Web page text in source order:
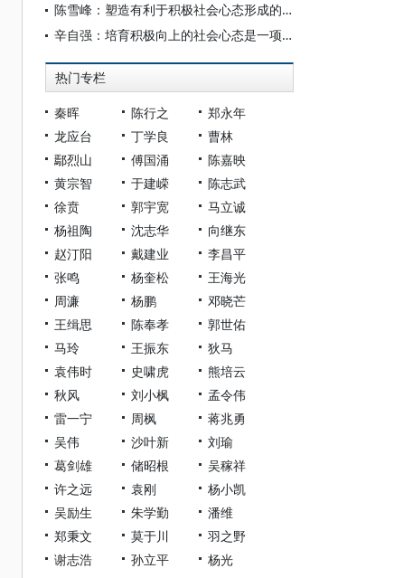
陈雪峰：塑造有利于积极社会心态形成的社会环境
辛自强：培育积极向上的社会心态是一项系统工程
热门专栏
秦晖 陈行之
郑永年
龙应台
丁学良
曹林
鄢烈山
傅国涌
陈嘉映
黄宗智
于建嵘
陈志武
徐贲
郭宇宽
马立诚
杨祖陶
沈志华
向继东
赵汀阳
戴建业
李昌平
张鸣
杨奎松
王海光
周濂
杨鹏
邓晓芒
王缉思
陈奉孝
郭世佑
马玲
王振东
狄马
袁伟时
史啸虎
熊培云
秋风
刘小枫
孟令伟
雷一宁
周枫
蒋兆勇
吴伟
沙叶新
刘瑜
葛剑雄
储昭根
吴稼祥
许之远
袁刚
杨小凯
吴励生
朱学勤
潘维
郑秉文
莫于川
羽之野
谢志浩
孙立平 杨光